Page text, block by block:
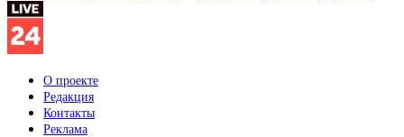
О проекте
Редакция
Контакты
Реклама